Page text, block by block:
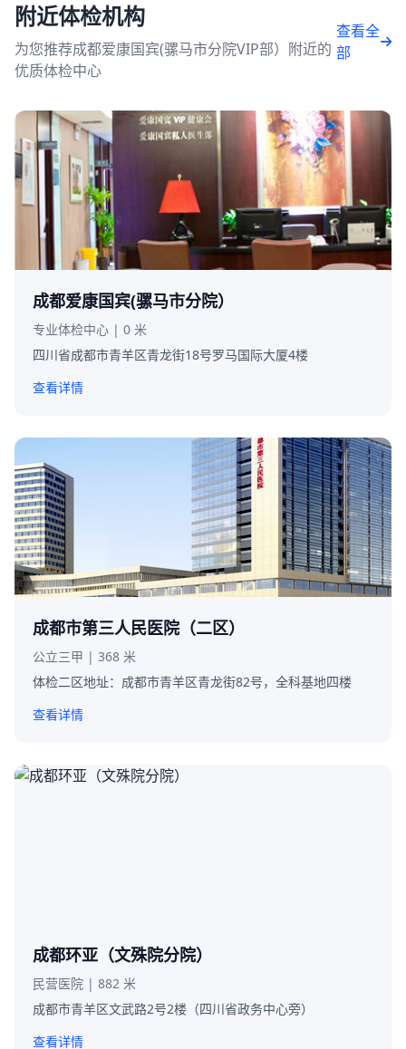
附近体检机构
为您推荐成都爱康国宾(骡马市分院VIP部）附近的
优质体检中心
查看全
部
成都爱康国宾(骡马市分院）
专业体检中心 | 0 米
四川省成都市青羊区青龙街18号罗马国际大厦4楼
查看详情
成都市第三人民医院（二区）
公立三甲 | 368 米
体检二区地址：成都市青羊区青龙街82号，全科基地四楼
查看详情
成都环亚（文殊院分院）
民营医院 | 882 米
成都市青羊区文武路2号2楼（四川省政务中心旁）
查看详情